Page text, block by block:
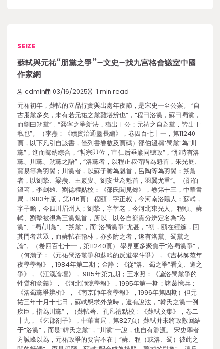
SEIZE
蘇軾與元祐“朋黨之爭”–文史–找九宮格會議室中國
作家網
admin 03/16/2025 1 min read
元祐初年，蘇軾的立品行實與出處年夜節，是宋史一至公案。 “自
古朋黨多矣，未有若元祐之黨難堪辨也”，“程曰洛黨，蘇曰蜀黨，
而劉曰朔黨”，“熙寧之爭新法，猶出于公；元祐之自為黨，皆出于
私也”。（李燾：《續資治通鑒長編》，卷四百七十一，第11240
頁，以下凡引自該書，僅列書卷數及頁碼）邵伯溫稱“蜀黨”為“川
黨”，進而歸納綜合，“哲宗即位，宣仁后垂簾同聽政”，“那時有洛
黨、川黨、朔黨之語”，“洛黨者，以程正叔侍講為魁首，朱光庭、
賈易等為羽翼；川黨者，以蘇子瞻為魁首，呂陶等為羽翼；朔黨
者，以劉摯、梁燾、王巖叟、劉安世為魁首，羽翼尤重”。（邵伯
溫著，李劍雄、劉德權點校：《邵氏聞見錄》，卷第十三，中華書
局，1983年版，第146頁） 程頤，字正叔，今河南洛陽人；蘇軾，
字子瞻，今四川眉州人；劉摯，字莘老，今河北東光人。程頤、蘇
軾、劉摯被視為三黨魁首，所以，以各自鄉貫分辨定名為“洛
黨”、“蜀/川黨”、“朔黨”，而“洛蜀黨爭”尤甚，“初，頤在經筵，回
其門者甚眾，而蘇軾在翰林，亦多附之者，遂有洛黨、蜀黨之
論”。（卷四百七十一，第11240頁） 學界更多聚焦于“洛蜀黨爭”，
（何滿子：《元祐蜀洛黨爭和蘇軾的反道學斗爭》，《吉林師范年
夜學學報》，1984年第二期；金諍：《從“洛、蜀之爭”看文、道之
爭》，《江漢論壇》，1985年第九期；王水照：《論洛蜀黨爭的
性質和意義》，《河北師院學報》，1995年第一期；諸葛憶兵：
《洛蜀黨爭辨析》，《南京師年夜學報》，1996年第四期）但元
祐三年十月十七日，蘇軾懇求外放時，還有說法，“韓氏之黨一例
疾臣，指為川黨”，（蘇軾著、孔凡禮點校：《蘇軾文集》，卷二
十九，《乞郡劄子》，中華書局，第827頁）蘇軾并未將政敵回結
于“洛黨”，而是“韓氏之黨”，“川黨”一說，也自有淵源。 宋史學者
方誠峰以為，元祐政爭的要害不在于“蘇、程（或洛、蜀）彼此之